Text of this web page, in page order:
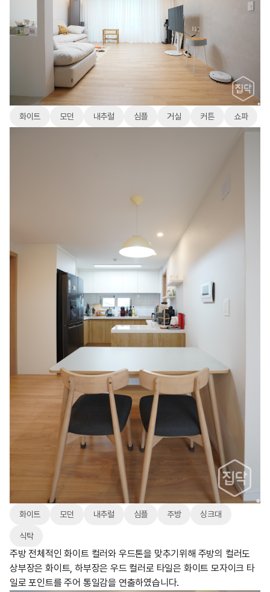
화이트 모던 내추럴 심플 거실 커튼 쇼파
화이트 모던 내추럴 심플 주방 싱크대
식탁
주방 전체적인 화이트 컬러와 우드톤을 맞추기위해 주방의 컬러도
상부장은 화이트, 하부장은 우드 컬러로 타일은 화이트 모자이크 타
일로 포인트를 주어 통일감을 연출하였습니다.